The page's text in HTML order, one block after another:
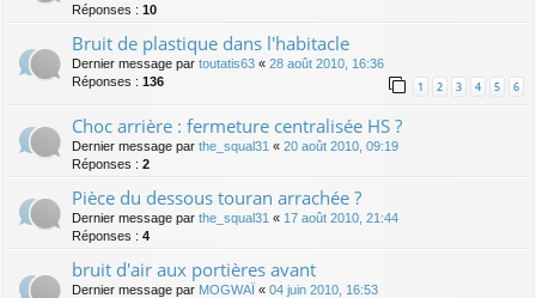
Réponses : 10
Bruit de plastique dans l'habitacle
Dernier message par toutatis63 « 28 août 2010, 16:36
Réponses : 136 1 2 3 4 5 6
Choc arrière : fermeture centralisée HS ?
Dernier message par the_squal31 « 20 août 2010, 09:19
Réponses : 2
Pièce du dessous touran arrachée ?
Dernier message par the_squal31 « 17 août 2010, 21:44
Réponses : 4
bruit d'air aux portières avant
Dernier message par MOGWAÏ « 04 juin 2010, 16:53